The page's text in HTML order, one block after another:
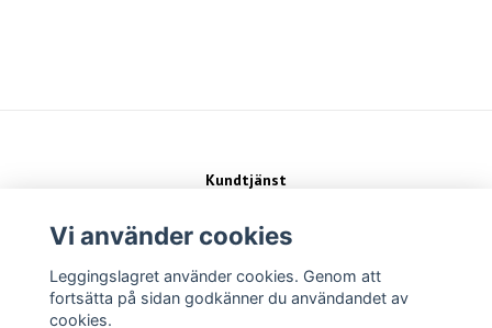
Kundtjänst
Köpvillkor
Sociala medier
Vi använder cookies
Leggingslagret använder cookies. Genom att
fortsätta på sidan godkänner du användandet av
cookies.